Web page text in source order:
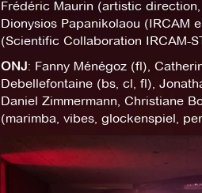
Frédéric Maurin (artistic
Dionysios Papanikolaou (IRCAM
(Scientific Collaboration IRCAM-
ONJ: Fanny Ménégoz (fl),
Debellefontaine (bs, cl, fl),
Daniel Zimmermann, Christiane
(marimba, vibes, glockenspiel,